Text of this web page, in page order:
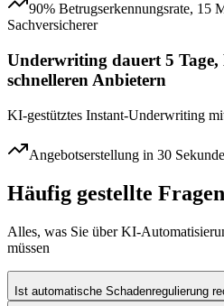
90% Betrugserkennungsrate, 15
Sachversicherer
Underwriting dauert 5 Tage,
schnelleren Anbietern
KI-gestütztes Instant-Underwriting
Angebotserstellung in 30
Häufig gestellte Fragen
Alles, was Sie überKI-
müssen
Ist automatische Schadenregulierung